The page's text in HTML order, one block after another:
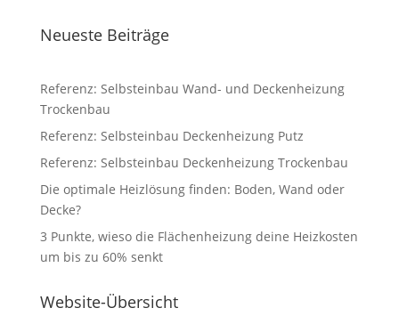
Neueste Beiträge
Referenz: Selbsteinbau Wand- und Deckenheizung
Trockenbau
Referenz: Selbsteinbau Deckenheizung Putz
Referenz: Selbsteinbau Deckenheizung Trockenbau
Die optimale Heizlösung finden: Boden, Wand oder
Decke?
3 Punkte, wieso die Flächenheizung deine Heizkosten
um bis zu 60% senkt
Website-Übersicht